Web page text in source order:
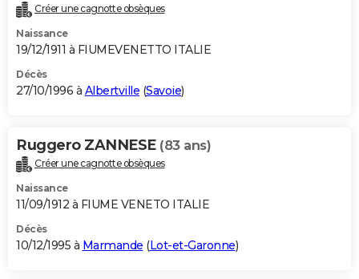
Créer une cagnotte obsèques
Naissance
19/12/1911 à FIUMEVENETTO ITALIE
Décès
27/10/1996 à Albertville (Savoie)
Ruggero ZANNESE (83 ans)
Créer une cagnotte obsèques
Naissance
11/09/1912 à FIUME VENETO ITALIE
Décès
10/12/1995 à Marmande (Lot-et-Garonne)